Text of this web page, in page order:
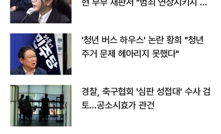
'청년 버스 하우스' 논란 황희 "청년
주거 문제 헤아리지 못했다"
경찰, 축구협회 '심판 성접대' 수사 검
토…공소시효가 관건